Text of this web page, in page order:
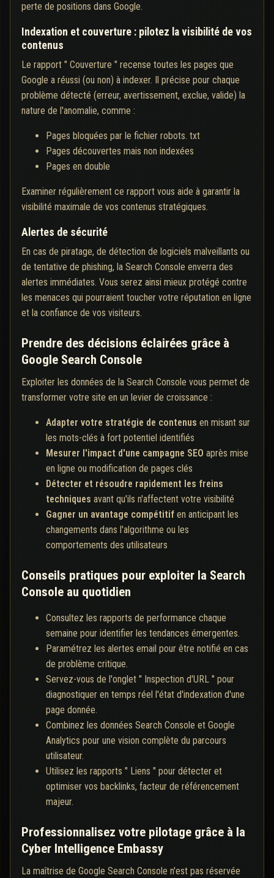
perte de positions dans Google.
Indexation et couverture : pilotez la visibilité de vos
contenus
Le rapport " Couverture " recense toutes les pages que
Google a réussi (ou non) à indexer. Il précise pour chaque
problème détecté (erreur, avertissement, exclue, valide) la
nature de l'anomalie, comme :
Pages bloquées par le fichier robots. txt
Pages découvertes mais non indexées
Pages en double
Examiner régulièrement ce rapport vous aide à garantir la
visibilité maximale de vos contenus stratégiques.
Alertes de sécurité
En cas de piratage, de détection de logiciels malveillants ou
de tentative de phishing, la Search Console enverra des
alertes immédiates. Vous serez ainsi mieux protégé contre
les menaces qui pourraient toucher votre réputation en ligne
et la confiance de vos visiteurs.
Prendre des décisions éclairées grâce à
Google Search Console
Exploiter les données de la Search Console vous permet de
transformer votre site en un levier de croissance :
Adapter votre stratégie de contenus en misant sur
les mots-clés à fort potentiel identifiés
Mesurer l'impact d'une campagne SEO après mise
en ligne ou modification de pages clés
Détecter et résoudre rapidement les freins
techniques avant qu'ils n'affectent votre visibilité
Gagner un avantage compétitif en anticipant les
changements dans l'algorithme ou les
comportements des utilisateurs
Conseils pratiques pour exploiter la Search
Console au quotidien
Consultez les rapports de performance chaque
semaine pour identifier les tendances émergentes.
Paramétrez les alertes email pour être notifié en cas
de problème critique.
Servez-vous de l'onglet " Inspection d'URL " pour
diagnostiquer en temps réel l'état d'indexation d'une
page donnée.
Combinez les données Search Console et Google
Analytics pour une vision complète du parcours
utilisateur.
Utilisez les rapports " Liens " pour détecter et
optimiser vos backlinks, facteur de référencement
majeur.
Professionnalisez votre pilotage grâce à la
Cyber Intelligence Embassy
La maîtrise de Google Search Console n'est pas réservée